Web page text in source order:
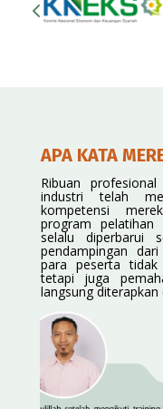
APA KATA
Ribuan
industri telah
kompetensi
program
selalu diperbarui
pendampingan
para peserta
tetapi juga
langsung diterapkan